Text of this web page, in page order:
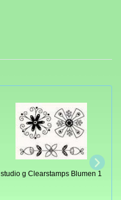
studio g Clearstamps Blumen 1